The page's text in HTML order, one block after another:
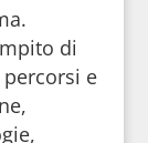
di
e